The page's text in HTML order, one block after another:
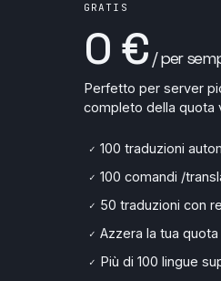
GRATIS
0 € / per
Perfetto per server
completo della quota
✓ 100 traduzioni
✓ 100 comandi /
✓ 50 traduzioni con
✓ Azzera la tua
✓ Più di 100 lingue